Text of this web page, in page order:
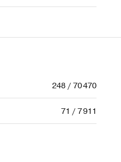
248 / 70 470
71 / 7 911